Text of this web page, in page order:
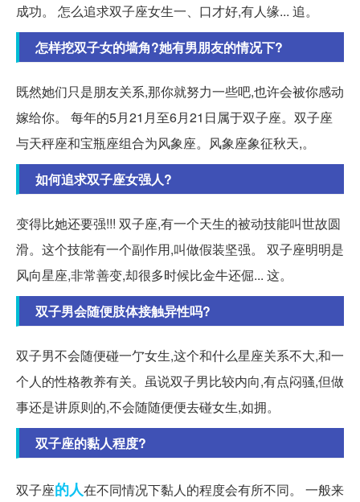
成功。 怎么追求双子座女生一、口才好,有人缘... 追。
怎样挖双子女的墙角?她有男朋友的情况下?
既然她们只是朋友关系,那你就努力一些吧,也许会被你感动
嫁给你。 每年的5月21月至6月21日属于双子座。双子座
与天秤座和宝瓶座组合为风象座。风象座象征秋天,。
如何追求双子座女强人?
变得比她还要强!!! 双子座,有一个天生的被动技能叫世故圆
滑。这个技能有一个副作用,叫做假装坚强。 双子座明明是
风向星座,非常善变,却很多时候比金牛还倔... 这。
双子男会随便肢体接触异性吗?
双子男不会随便碰一亇女生,这个和什么星座关系不大,和一
个人的性格教养有关。虽说双子男比较内向,有点闷骚,但做
事还是讲原则的,不会随随便便去碰女生,如拥。
双子座的黏人程度?
双子座的人在不同情况下黏人的程度会有所不同。 一般来